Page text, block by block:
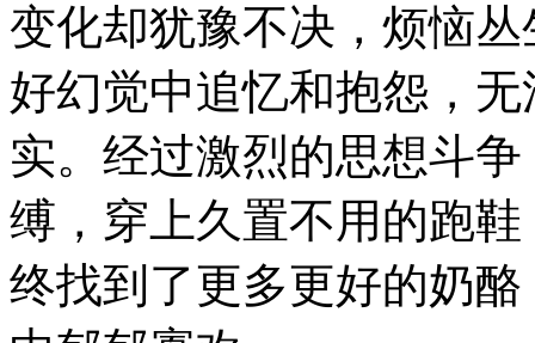
变化却犹豫不决，烦恼
好幻觉中追忆和抱怨，
实。经过激烈的思想斗
缚，穿上久置不用的跑
终找到了更多更好的奶